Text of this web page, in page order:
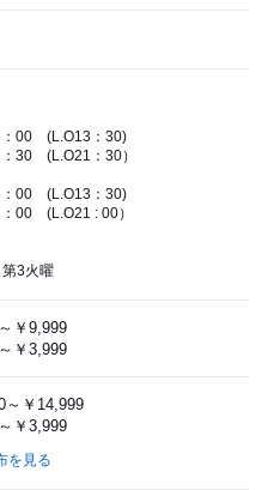
：00 (L.O13：30)
30 (L.O21：30）
：00 (L.O13：30)
00 (L.O21 : 00）
3火曜
￥9,999
￥3,999
～￥14,999
￥3,999
を見る